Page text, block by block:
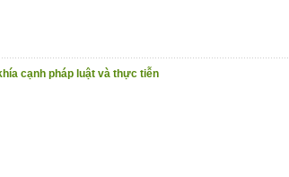
cạnh pháp luật và thực tiễn